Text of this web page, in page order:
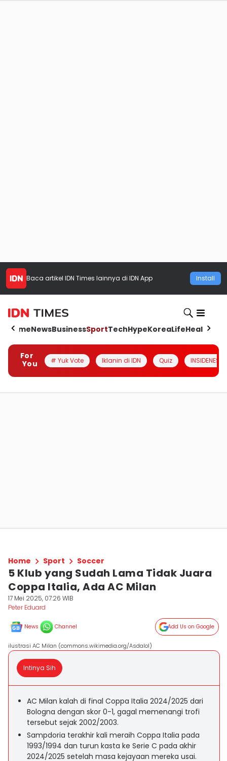
Baca artikel IDN Times lainnya di IDN App Install
HomeNewsBusinessSportTechHypeKoreaLifeHealth
For
You
# Yuk Vote Iklanin di IDN Quiz INSIDENESIA
Home Sport Soccer
5 Klub yang Sudah Lama Tidak Juara
Coppa Italia, Ada AC Milan
17 Mei 2025, 07:26 WIB
Peter Eduard
News Channel Add Us on Google
ilustrasi AC Milan (commons.wikimedia.org/Asdalol)
Intinya Sih
AC Milan kalah di final Coppa Italia 2024/2025 dari
Bologna dengan skor 0-1, gagal memenangi trofi
tersebut sejak 2002/2003.
Sampdoria terakhir kali meraih Coppa Italia pada
1993/1994 dan turun kasta ke Serie C pada akhir
2024/2025 setelah masa kejayaan mereka usai.